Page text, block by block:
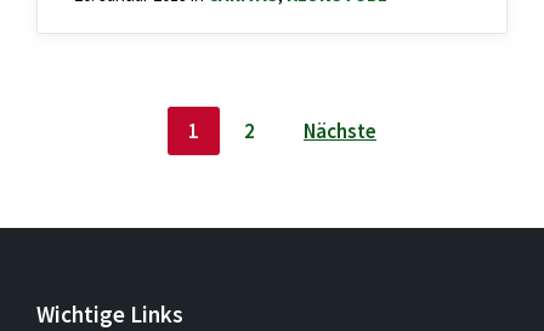
Seitennummerierung
Beiträge
1 2 Nächste
Wichtige Links